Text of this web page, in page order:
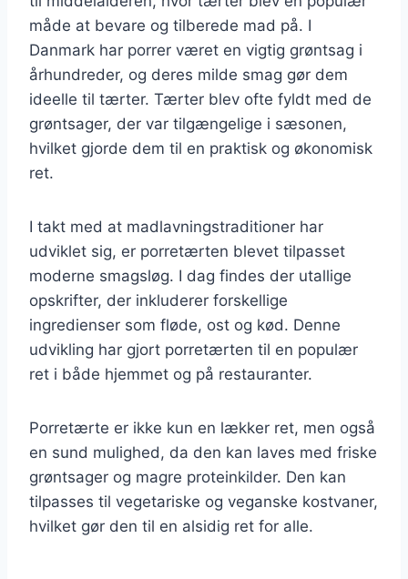
måde at bevare og tilberede mad på. I
Danmark har porrer været en vigtig grøntsag i
århundreder, og deres milde smag gør dem
ideelle til tærter. Tærter blev ofte fyldt med de
grøntsager, der var tilgængelige i sæsonen,
hvilket gjorde dem til en praktisk og økonomisk
ret.
I takt med at madlavningstraditioner har
udviklet sig, er porretærten blevet tilpasset
moderne smagsløg. I dag findes der utallige
opskrifter, der inkluderer forskellige
ingredienser som fløde, ost og kød. Denne
udvikling har gjort porretærten til en populær
ret i både hjemmet og på restauranter.
Porretærte er ikke kun en lækker ret, men også
en sund mulighed, da den kan laves med friske
grøntsager og magre proteinkilder. Den kan
tilpasses til vegetariske og veganske kostvaner,
hvilket gør den til en alsidig ret for alle.